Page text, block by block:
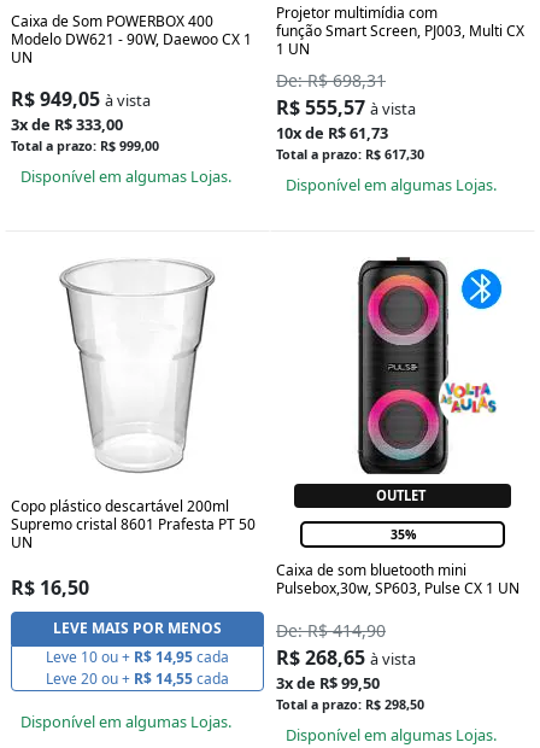
Caixa de Som POWERBOX 400
Modelo DW621 - 90W, Daewoo CX 1
UN
R$ 949,05 à vista
3x de R$ 333,00
Total a prazo: R$ 999,00
Disponível em algumas Lojas.
Projetor multimídia com
função Smart Screen, PJ003, Multi CX
1 UN
De: R$ 698,31
R$ 555,57 à vista
10x de R$ 61,73
Total a prazo: R$ 617,30
Disponível em algumas Lojas.
Copo plástico descartável 200ml
Supremo cristal 8601 Prafesta PT 50
UN
R$ 16,50
LEVE MAIS POR MENOS
Leve 10 ou + R$ 14,95cada
Leve 20 ou + R$ 14,55cada
Disponível em algumas Lojas.
OUTLET
35%
Caixa de som bluetooth mini
Pulsebox,30w, SP603, Pulse CX 1 UN
De: R$ 414,90
R$ 268,65 à vista
3x de R$ 99,50
Total a prazo: R$ 298,50
Disponível em algumas Lojas.